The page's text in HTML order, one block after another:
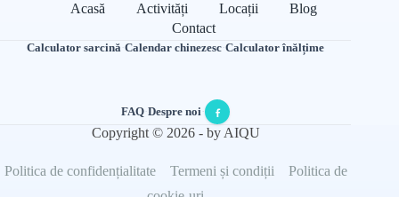
Acasă Activități Locații
Blog
Contact
Calculator sarcină·Calendar chinezesc·Calculator înălțime
FAQ·Despre noi·
Copyright © 2026 - by AIQU
Politica de confidențialitate Termeni și condiții
Politica de